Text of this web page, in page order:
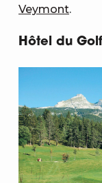
Veymont.
Hôtel du